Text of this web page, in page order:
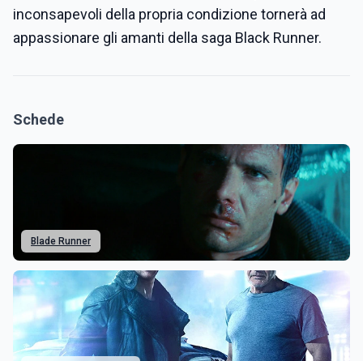
inconsapevoli della propria condizione tornerà ad
appassionare gli amanti della saga Black Runner.
Schede
Blade Runner